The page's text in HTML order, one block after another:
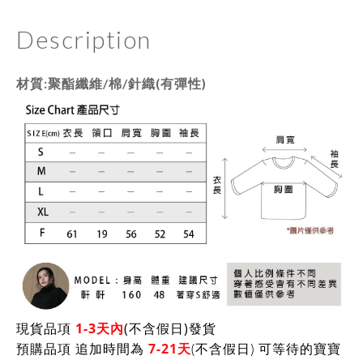
Description
材質:聚酯纖維/棉/針織(有彈性)
現貨品項 1-3天內(不含假日)發貨
預購品項 追加時間為 7-21天(不含假日) 可等待的寶寶